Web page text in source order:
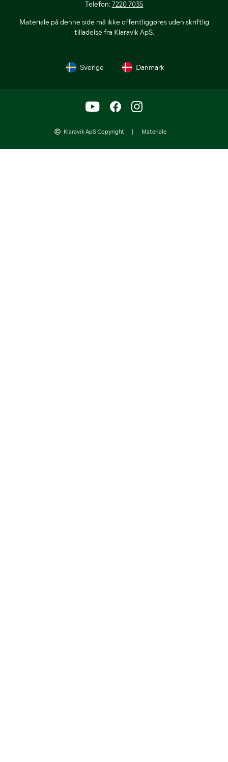
Telefon: 7220 7035
Materiale på denne side må ikke offentliggøres uden skriftlig
tilladelse fra Klaravik ApS.
Sverige Danmark
Klaravik ApS Copyright | Materiale